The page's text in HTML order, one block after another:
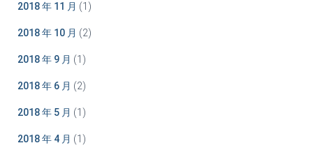
2018 年 11 月 (1)
2018 年 10 月 (2)
2018 年 9 月 (1)
2018 年 6 月 (2)
2018 年 5 月 (1)
2018 年 4 月 (1)